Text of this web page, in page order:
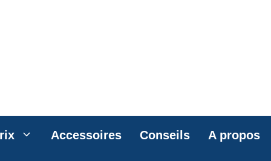
Accessoires Conseils A propos